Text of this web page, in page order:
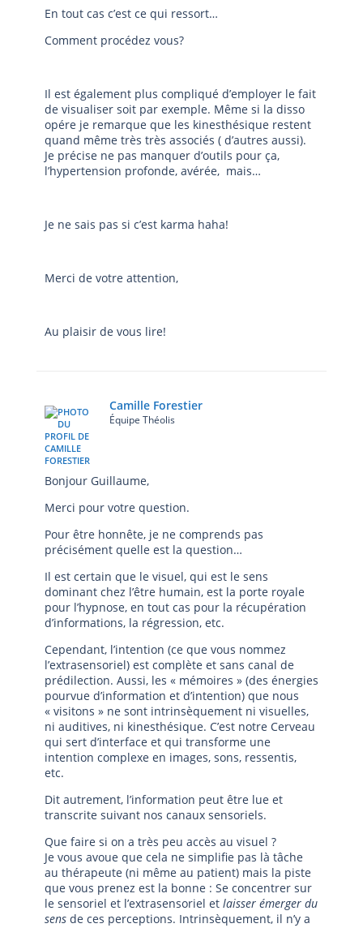
En tout cas c’est ce qui ressort…
Comment procédez vous?
Il est également plus compliqué d’employer le fait
de visualiser soit par exemple. Même si la disso
opére je remarque que les kinesthésique restent
quand même très très associés ( d’autres aussi).
Je précise ne pas manquer d’outils pour ça,
l’hypertension profonde, avérée, mais…
Je ne sais pas si c’est karma haha!
Merci de votre attention,
Au plaisir de vous lire!
Camille Forestier
Équipe Théolis
Bonjour Guillaume,
Merci pour votre question.
Pour être honnête, je ne comprends pas
précisément quelle est la question…
Il est certain que le visuel, qui est le sens
dominant chez l’être humain, est la porte royale
pour l’hypnose, en tout cas pour la récupération
d’informations, la régression, etc.
Cependant, l’intention (ce que vous nommez
l’extrasensoriel) est complète et sans canal de
prédilection. Aussi, les « mémoires » (des énergies
pourvue d’information et d’intention) que nous
« visitons » ne sont intrinsèquement ni visuelles,
ni auditives, ni kinesthésique. C’est notre Cerveau
qui sert d’interface et qui transforme une
intention complexe en images, sons, ressentis,
etc.
Dit autrement, l’information peut être lue et
transcrite suivant nos canaux sensoriels.
Que faire si on a très peu accès au visuel ?
Je vous avoue que cela ne simplifie pas là tâche
au thérapeute (ni même au patient) mais la piste
que vous prenez est la bonne : Se concentrer sur
le sensoriel et l’extrasensoriel et laisser émerger du
sens de ces perceptions. Intrinsèquement, il n’y a